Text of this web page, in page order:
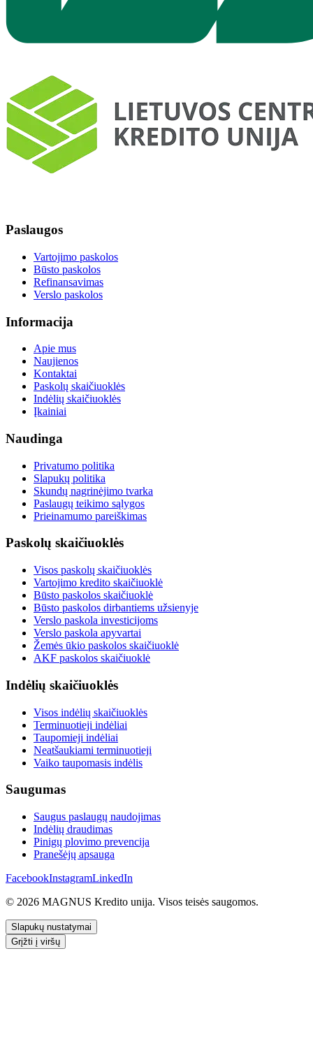
Paslaugos
Vartojimo paskolos
Būsto paskolos
Refinansavimas
Verslo paskolos
Informacija
Apie mus
Naujienos
Kontaktai
Paskolų skaičiuoklės
Indėlių skaičiuoklės
Įkainiai
Naudinga
Privatumo politika
Slapukų politika
Skundų nagrinėjimo tvarka
Paslaugų teikimo sąlygos
Prieinamumo pareiškimas
Paskolų skaičiuoklės
Visos paskolų skaičiuoklės
Vartojimo kredito skaičiuoklė
Būsto paskolos skaičiuoklė
Būsto paskolos dirbantiems užsienyje
Verslo paskola investicijoms
Verslo paskola apyvartai
Žemės ūkio paskolos skaičiuoklė
AKF paskolos skaičiuoklė
Indėlių skaičiuoklės
Visos indėlių skaičiuoklės
Terminuotieji indėliai
Taupomieji indėliai
Neatšaukiami terminuotieji
Vaiko taupomasis indėlis
Saugumas
Saugus paslaugų naudojimas
Indėlių draudimas
Pinigų plovimo prevencija
Pranešėjų apsauga
FacebookInstagramLinkedIn
© 2026 MAGNUS Kredito unija. Visos teisės saugomos.
Slapukų nustatymai
Grįžti į viršų